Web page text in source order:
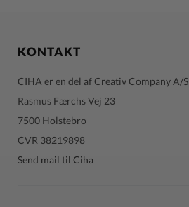
KONTAKT
CIHA er en del af Creativ Company A/S
Rasmus Færchs Vej 23
7500 Holstebro
CVR 38219898
Send mail til Ciha